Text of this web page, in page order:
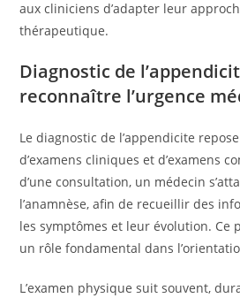
aux cliniciens d’adapter leur
thérapeutique.
Diagnostic de
reconnaître l’urgence
Le diagnostic de l’appendicite
d’examens cliniques et d’examens
d’une consultation, un médecin
l’anamnèse, afin de recueillir des
les symptômes et leur évolution. Ce
un rôle fondamental dans
L’examen physique suit souvent,